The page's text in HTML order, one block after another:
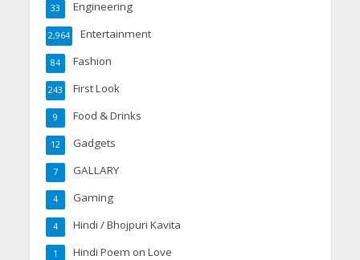
Engineering
33
Entertainment
2,964
Fashion
84
First Look
243
Food & Drinks
9
Gadgets
12
GALLARY
7
Gaming
4
Hindi / Bhojpuri Kavita
4
Hindi Poem on Love
1